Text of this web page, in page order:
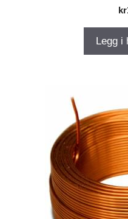
kr
Legg i